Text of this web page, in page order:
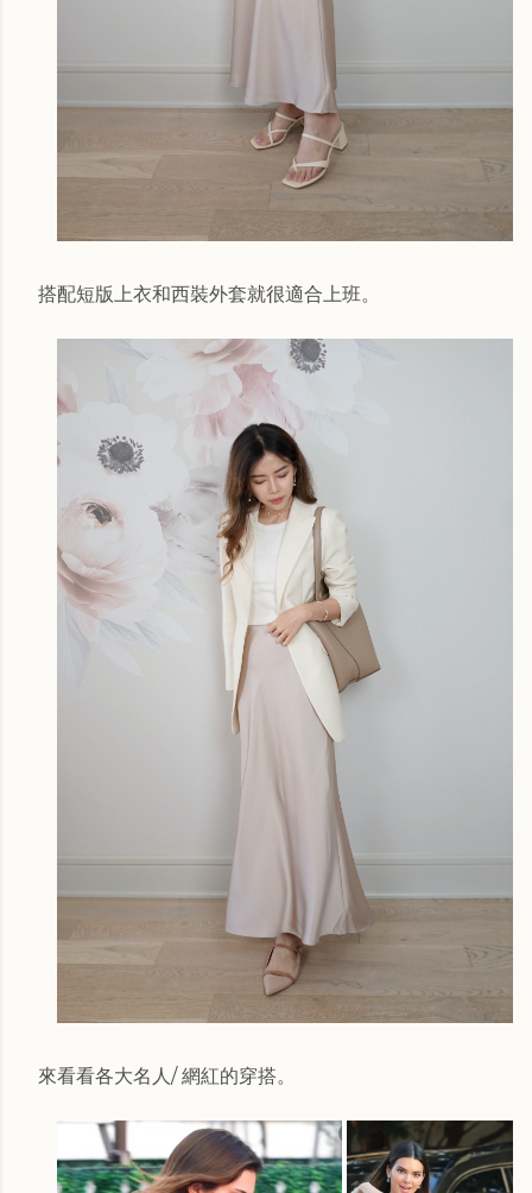
搭配短版上衣和西裝外套就很適合上班。
來看看各大名人/ 網紅的穿搭。